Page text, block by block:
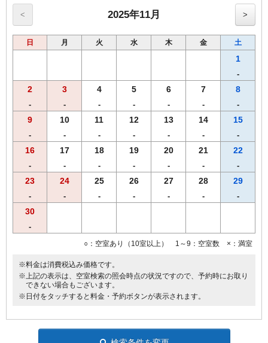
< 2025年11月 >
日 月 火 水 木 金 土
1
-
2
-
3
-
4
-
5
-
6
-
7
-
8
-
9
-
10
-
11
-
12
-
13
-
14
-
15
-
16
-
17
-
18
-
19
-
20
-
21
-
22
-
23
-
24
-
25
-
26
-
27
-
28
-
29
-
30
-
○：空室あり（10室以上） 1～9：空室数 ×：満室
※料金は消費税込み価格です。
※上記の表示は、空室検索の照会時点の状況ですので、予約時にお取り
できない場合もございます。
※日付をタッチすると料金・予約ボタンが表示されます。